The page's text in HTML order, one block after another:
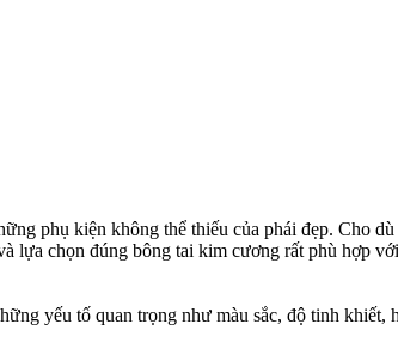
phụ kiện không thể thiếu của phái đẹp. Cho
chọn đúng bông tai kim cương rất phù hợp
yếu tố quan trọng như màu sắc, độ tinh khiết,